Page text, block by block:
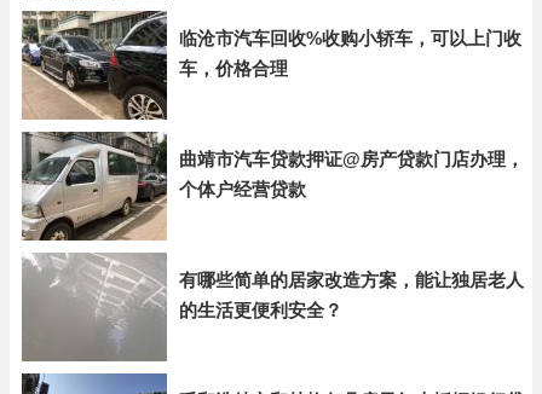
临沧市汽车回收%收购小轿车，可以上门收
车，价格合理
曲靖市汽车贷款押证@房产贷款门店办理，
个体户经营贷款
有哪些简单的居家改造方案，能让独居老人
的生活更便利安全？